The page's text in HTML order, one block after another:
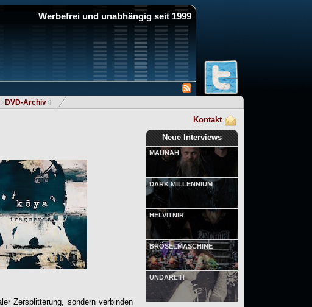
Werbefrei und unabhängig seit 1999
DVD-Archiv
Kontakt
Neue Interviews
MAUNAH
DARK MILLENNIUM
HELVITNIR
BRÖSELMASCHINE
UNDARLIH
Zersplitterung, sondern verbinden